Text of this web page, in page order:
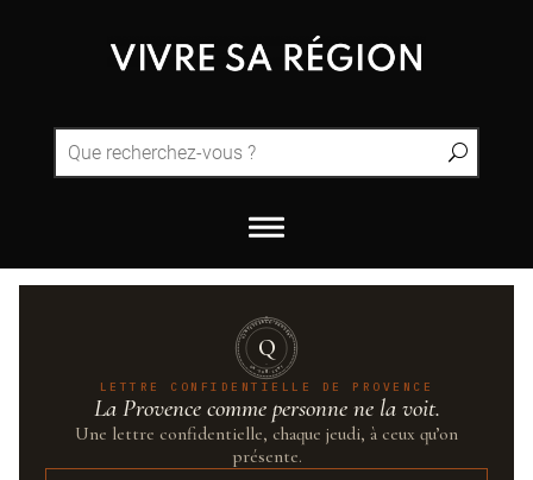
QUINTESSENCE·PROVENCE
UN·SUR·CENT
Q
LETTRE CONFIDENTIELLE DE PROVENCE
La Provence comme personne ne la voit.
Une lettre confidentielle, chaque jeudi, à ceux qu’on
présente.